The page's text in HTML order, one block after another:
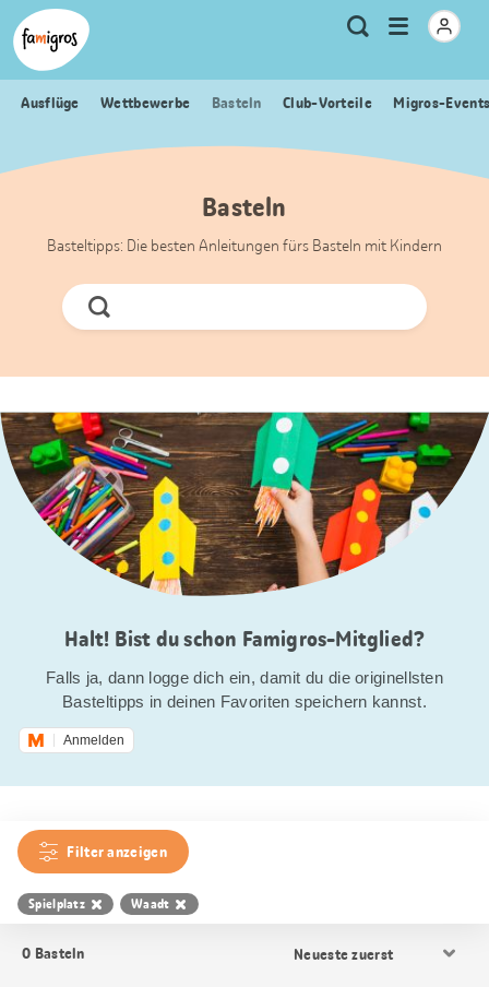
Sprungmarken
Navigation
Header
Logo
Meta
Navigation
Suche
Menu
öffnen
Ausflüge Wettbewerbe Basteln Club-Vorteile Migros-
Basteln
Basteltipps: Die besten Anleitungen fürs Basteln mit Kindern
Jetzt
Suchen
Halt! Bist du schon Famigros-Mitglied?
Falls ja, dann logge dich ein, damit du die originellsten
Basteltipps in deinen Favoriten speichern kannst.
Anmelden
Filter anzeigen
Spielplatz Waadt
0 Basteln
Sortierung